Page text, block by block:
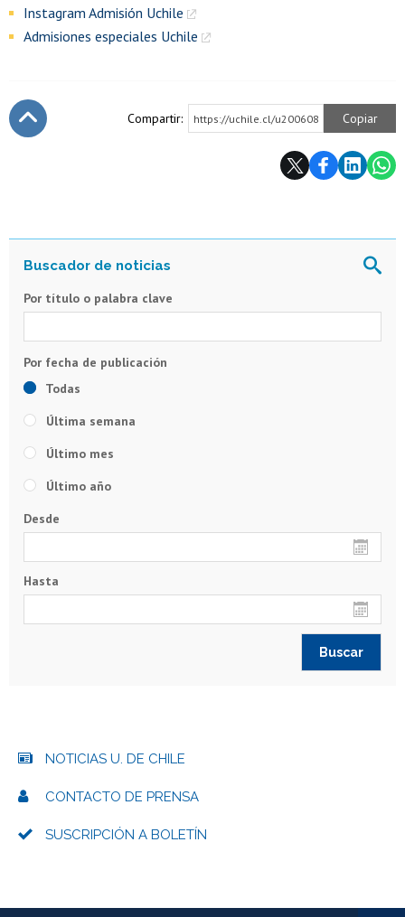
Instagram Admisión Uchile
Admisiones especiales Uchile
Compartir: https://uchile.cl/u200608 Copiar
Por título o palabra clave
Todas
Última semana
Último mes
Último año
Desde
Hasta
NOTICIAS U. DE CHILE
CONTACTO DE PRENSA
SUSCRIPCIÓN A BOLETÍN